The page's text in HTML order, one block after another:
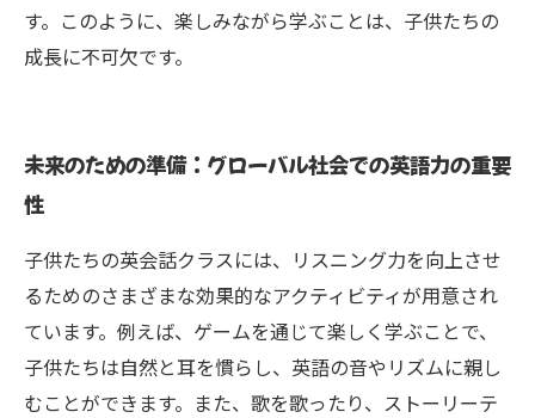
す。このように、楽しみながら学ぶことは、子供たちの
成長に不可欠です。
未来のための準備：グローバル社会での英語力の重要
性
子供たちの英会話クラスには、リスニング力を向上させ
るためのさまざまな効果的なアクティビティが用意され
ています。例えば、ゲームを通じて楽しく学ぶことで、
子供たちは自然と耳を慣らし、英語の音やリズムに親し
むことができます。また、歌を歌ったり、ストーリーテ